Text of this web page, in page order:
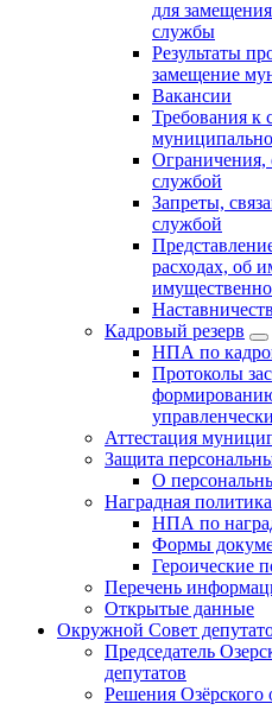
для
службы
Результаты
замещение
Вакансии
Требования к
Ограничения,
службой
Запреты,
службой
расходах, об
Кадровый резерв
НПА по
Протоколы
Аттестация
Защита
О
Наградная
НПА по
Формы
Героические
Перечень
Открытые данные
Окружной Совет
Председатель
депутатов
Решения Озёрского